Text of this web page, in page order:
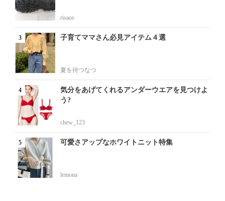
risaos
子育てママさん必見アイテム４選
夏を待つなつ
気分をあげてくれるアンダーウエアを見つけよ
う?
chew_123
可愛さアップなホワイトニット特集
lemona